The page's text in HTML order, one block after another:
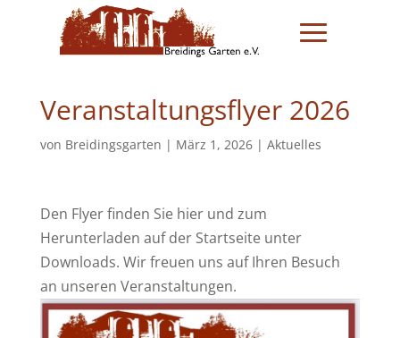
Veranstaltungsflyer 2026
von Breidingsgarten | März 1, 2026| Aktuelles
Den Flyer finden Sie hier und zum
Herunterladen auf der Startseite unter
Downloads. Wir freuen uns auf Ihren Besuch
an unseren Veranstaltungen.